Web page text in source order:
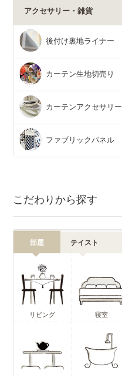
アクセサリー・雑貨
後付け裏地ライナー
カーテン生地切売り
カーテンアクセサリー
ファブリックパネル
こだわりから探す
部屋 テイスト
リビング 寝室